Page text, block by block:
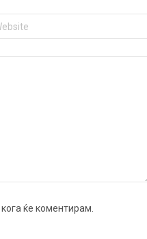
ќе коментирам.